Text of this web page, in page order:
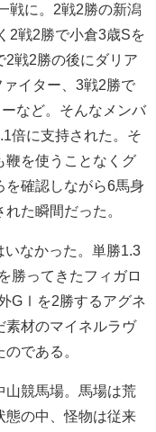
戦に。2戦2勝の新潟
2戦2勝で小倉3歳Sを
2戦2勝の後にダリア
イター、3戦2勝で
など。そんなメンバ
倍に支持された。そ
鞭を使うことなくグ
を確認しながら6馬身
た瞬間だった。
なかった。単勝1.3
勝ってきたフィガロ
GⅠを2勝するアグネ
素材のマイネルラヴ
である。
山競馬場。馬場は荒
態の中、怪物は従来